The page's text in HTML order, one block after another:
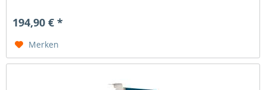
194,90 € *
Merken